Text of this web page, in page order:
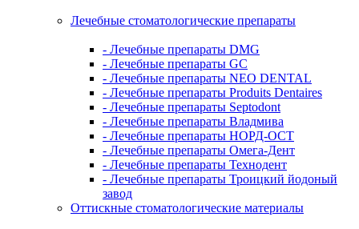
Лечебные стоматологические препараты
- Лечебные препараты DMG
- Лечебные препараты GC
- Лечебные препараты NEO DENTAL
- Лечебные препараты Produits Dentaires
- Лечебные препараты Septodont
- Лечебные препараты Владмива
- Лечебные препараты НОРД-ОСТ
- Лечебные препараты Омега-Дент
- Лечебные препараты Технодент
- Лечебные препараты Троицкий йодоный
завод
Оттискные стоматологические материалы